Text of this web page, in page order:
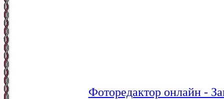
Фоторедактор онлайн -